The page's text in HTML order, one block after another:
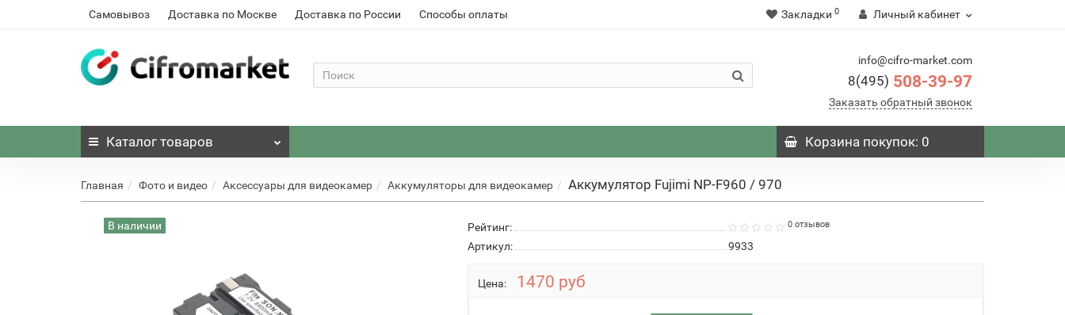
Самовывоз Доставка по Москве Доставка по России Способы оплаты Закладки 0 Личный кабинет
info@cifro-market.com
8(495) 508-39-97
Заказать обратный звонок
Каталог товаров Корзинапокупок: 0
Главная Фото и видео Аксессуары для видеокамер Аккумуляторы для видеокамер Аккумулятор Fujimi NP-F960 / 970
В наличии Рейтинг: 0 отзывов
Артикул: 9933
Цена: 1470 руб